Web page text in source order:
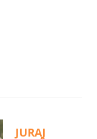
JURAJ